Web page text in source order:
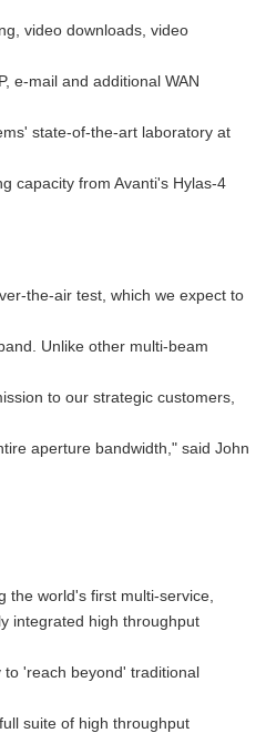
video downloads, video
e-mail and additional WAN
state-of-the-art laboratory at
capacity from Avanti's Hylas-4
the-air test, which we expect to
Unlike other multi-beam
to our strategic customers,
aperture bandwidth," said John
the world's first multi-service,
integrated high throughput
'reach beyond' traditional
suite of high throughput